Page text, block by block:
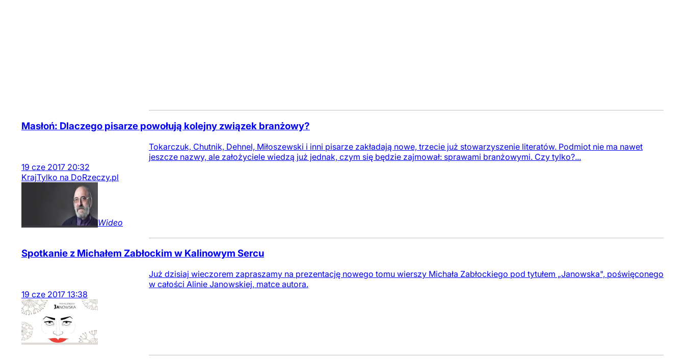
Masłoń: Dlaczego pisarze powołują kolejny związek branżowy?
Tokarczuk, Chutnik, Dehnel, Miłoszewski i inni pisarze zakładają nowe, trzecie już stowarzyszenie literatów. Podmiot nie ma nawet
jeszcze nazwy, ale założyciele wiedzą już jednak, czym się będzie zajmował: sprawami branżowymi. Czy tylko?...
19 cze 2017 20:32
KrajTylko na DoRzeczy.pl
Wideo
Spotkanie z Michałem Zabłockim w Kalinowym Sercu
Już dzisiaj wieczorem zapraszamy na prezentację nowego tomu wierszy Michała Zabłockiego pod tytułem „Janowska", poświęconego
w całości Alinie Janowskiej, matce autora.
19 cze 2017 13:38